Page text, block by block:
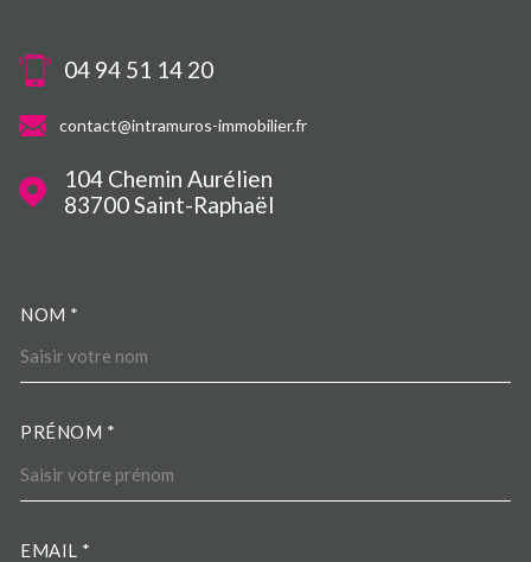
04 94 51 14 20
contact@intramuros-immobilier.fr
104 Chemin Aurélien
83700
Saint-Raphaël
NOM *
PRÉNOM *
EMAIL *